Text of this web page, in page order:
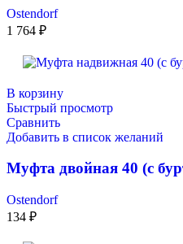
Ostendorf
1 764 ₽
В корзину
Быстрый просмотр
Сравнить
Добавить в список желаний
Муфта двойная 40 (с
Ostendorf
134 ₽